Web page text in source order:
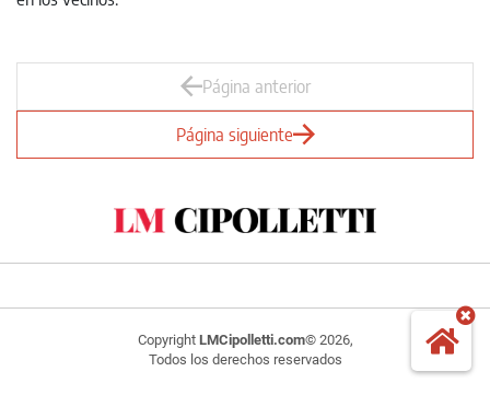
Página anterior
Página siguiente
Copyright LMCipolletti.com© 2026,
Todos los derechos reservados